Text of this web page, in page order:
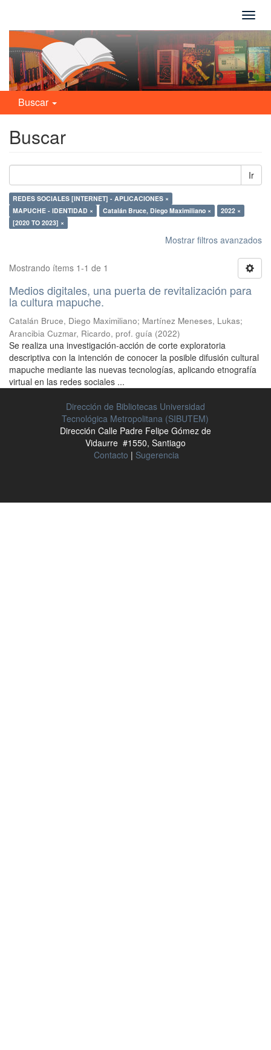
Buscar
Buscar
Ir
REDES SOCIALES [INTERNET] - APLICACIONES ×
MAPUCHE - IDENTIDAD ×
Catalán Bruce, Diego Maximiliano ×
2022 ×
[2020 TO 2023] ×
Mostrar filtros avanzados
Mostrando ítems 1-1 de 1
Medios digitales, una puerta de revitalización para
la cultura mapuche.
Catalán Bruce, Diego Maximiliano; Martínez Meneses, Lukas;
Arancibia Cuzmar, Ricardo, prof. guía (2022)
Se realiza una investigación-acción de corte exploratoria
descriptiva con la intención de conocer la posible difusión cultural
mapuche mediante las nuevas tecnologías, aplicando etnografía
virtual en las redes sociales ...
Dirección de Bibliotecas Universidad
Tecnológica Metropolitana (SIBUTEM)
Dirección Calle Padre Felipe Gómez de
Vidaurre #1550, Santiago
Contacto | Sugerencia